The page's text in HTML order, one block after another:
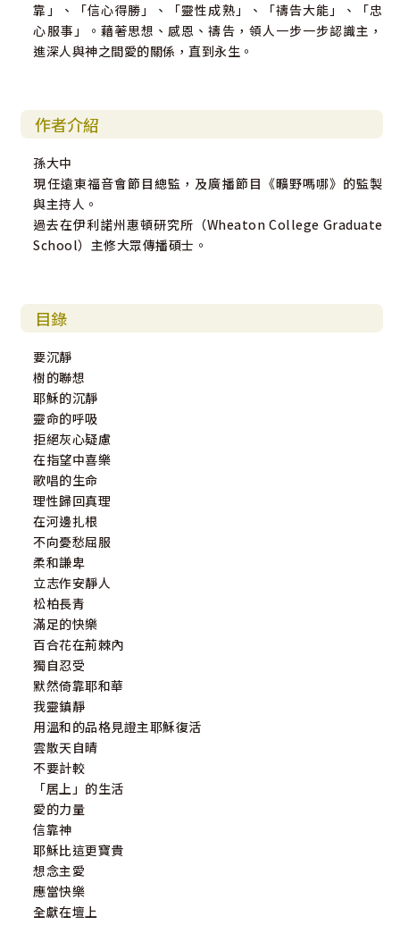
靠」、「信心得勝」、「靈性成熟」、「禱告大能」、「忠
心服事」。藉著思想、感恩、禱告，領人一步一步認識主，
進深人與神之間愛的關係，直到永生。
作者介紹
孫大中
現任遠東福音會節目總監，及廣播節目《曠野嗎哪》的監製
與主持人。
過去在伊利諾州惠頓研究所（Wheaton College Graduate
School）主修大眾傳播碩士。
目錄
要沉靜
樹的聯想
耶穌的沉靜
靈命的呼吸
拒絕灰心疑慮
在指望中喜樂
歌唱的生命
理性歸回真理
在河邊扎根
不向憂愁屈服
柔和謙卑
立志作安靜人
松柏長青
滿足的快樂
百合花在荊棘內
獨自忍受
默然倚靠耶和華
我靈鎮靜
用溫和的品格見證主耶穌復活
雲散天自晴
不要計較
「居上」的生活
愛的力量
信靠神
耶穌比這更寶貴
想念主愛
應當快樂
全獻在壇上